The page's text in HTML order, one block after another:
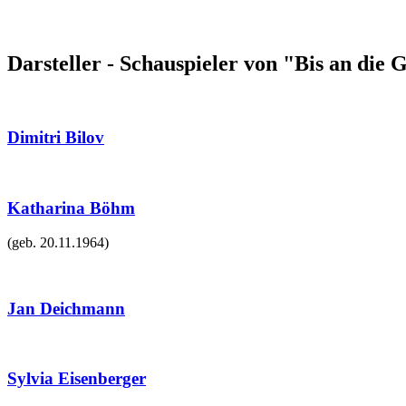
Darsteller - Schauspieler von "Bis an die
Dimitri Bilov
Katharina Böhm
(geb. 20.11.1964)
Jan Deichmann
Sylvia Eisenberger